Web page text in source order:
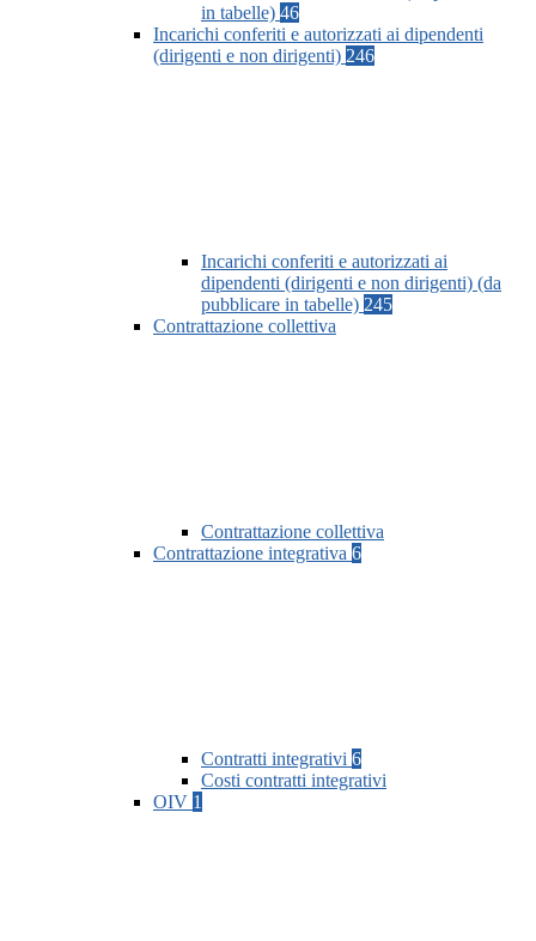
in tabelle) 46
Incarichi conferiti e autorizzati ai dipendenti
(dirigenti e non dirigenti) 246
Incarichi conferiti e autorizzati ai
dipendenti (dirigenti e non dirigenti) (da
pubblicare in tabelle) 245
Contrattazione collettiva
Contrattazione collettiva
Contrattazione integrativa 6
Contratti integrativi 6
Costi contratti integrativi
OIV 1